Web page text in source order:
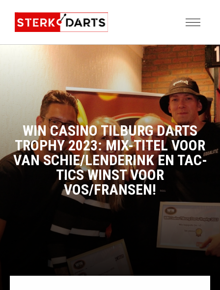
WIN CASINO TILBURG DARTS
TROPHY 2023: MIX-TITEL VOOR
VAN SCHIE/LENDERINK EN TAC-
TICS WINST VOOR
VOS/FRANSEN!